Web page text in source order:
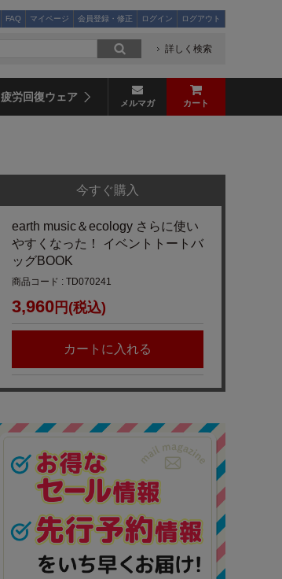
FAQ マイページ 会員登録・修正 ログイン ログアウト
詳しく検索
疲労回復ウェア メルマガ カート
今すぐ購入
earth music＆ecology さらに使い
やすくなった！ イベントトートバ
ッグBOOK
商品コード : TD070241
3,960 円(税込)
カートに入れる